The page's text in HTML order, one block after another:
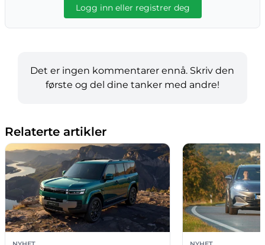
Logg inn eller registrer deg
Det er ingen kommentarer ennå. Skriv den
første og del dine tanker med andre!
Relaterte artikler